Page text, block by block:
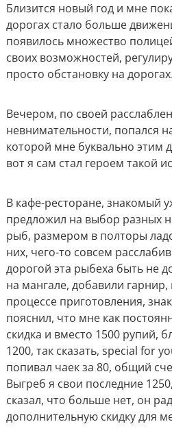
Близится новый год и мне
дорогах стало больше
появилось множество
своих возможностей,
просто обстановку на дорогах.
Вечером, по своей
невнимательности, попался
которой мне буквально этим
вот я сам стал героем такой
В кафе-ресторане, знакомый
предложил на выбор разных
рыб, размером в полторы
них, чего-то совсем
дорогой эта рыбеха быть не
на мангале, добавили
процессе приготовления,
пояснил, что мне как
скидка и вместо 1500 рупий,
1200, так сказать, special for
попивал чаек за 80, общий
Выгреб я свои последние
сказал, что больше нет, он
дополнительную скидку для